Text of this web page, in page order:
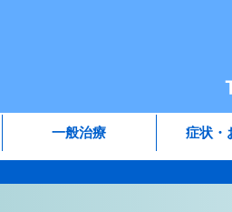
一般治療 症状・